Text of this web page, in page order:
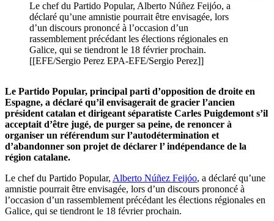
Le chef du Partido Popular, Alberto Núñez Feijóo, a
déclaré qu’une amnistie pourrait être envisagée, lors
d’un discours prononcé à l’occasion d’un
rassemblement précédant les élections régionales en
Galice, qui se tiendront le 18 février prochain.
[[EFE/Sergio Perez EPA-EFE/Sergio Perez]]
Le Partido Popular, principal parti d’opposition de droite en
Espagne, a déclaré qu’il envisagerait de gracier l’ancien
président catalan et dirigeant séparatiste Carles Puigdemont s’il
acceptait d’être jugé, de purger sa peine, de renoncer à
organiser un référendum sur l’autodétermination et
d’abandonner son projet de déclarer l’ indépendance de la
région catalane.
Le chef du Partido Popular, Alberto Núñez Feijóo, a déclaré qu’une
amnistie pourrait être envisagée, lors d’un discours prononcé à
l’occasion d’un rassemblement précédant les élections régionales en
Galice, qui se tiendront le 18 février prochain.